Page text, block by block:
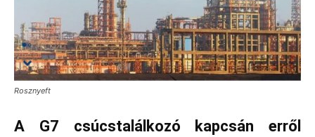
Rosznyeft
A G7 csúcstalálkozó kapcsán erről